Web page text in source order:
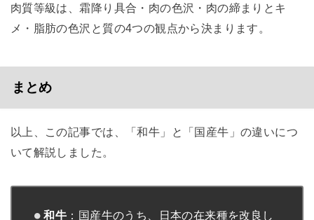
肉質等級は、霜降り具合・肉の色沢・肉の締まりとキ
メ・脂肪の色沢と質の4つの観点から決まります。
まとめ
以上、この記事では、「和牛」と「国産牛」の違いにつ
いて解説しました。
和牛 ：国産牛のうち、日本の在来種を改良し